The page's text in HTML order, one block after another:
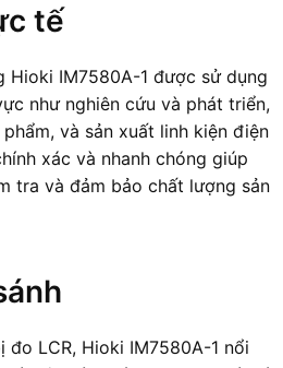
tế
Hioki IM7580A-1 được sử dụng
như nghiên cứu và phát triển,
và sản xuất linh kiện điện
xác và nhanh chóng giúp
tra và đảm bảo chất lượng sản
LCR, Hioki IM7580A-1 nổi